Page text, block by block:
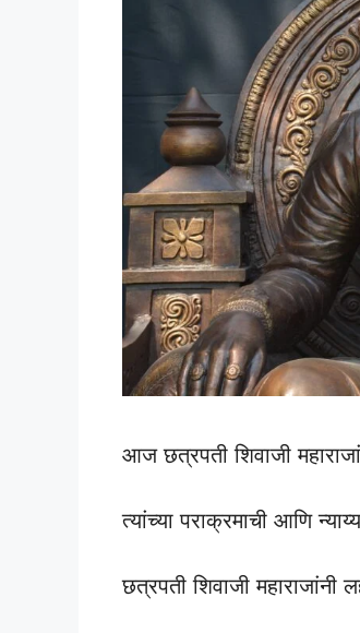
आज छत्रपती शिवाजी
त्यांच्या पराक्रमाची आणि
छत्रपती शिवाजी महाराजांनी